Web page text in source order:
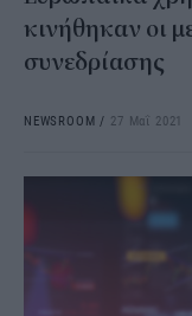
κινήθηκαν οι
συνεδρίασης
NEWSROOM / 27 Μαΐ 2021